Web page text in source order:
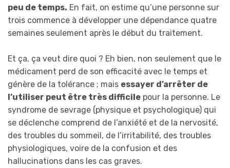
peu de temps. En fait, on estime qu’une personne sur
trois commence à développer une dépendance quatre
semaines seulement après le début du traitement.
Et ça, ça veut dire quoi ? Eh bien, non seulement que le
médicament perd de son efficacité avec le temps et
génère de la tolérance ; mais essayer d’arrêter de
l’utiliser peut être très difficile pour la personne. Le
syndrome de sevrage (physique et psychologique) qui
se déclenche comprend de l’anxiété et de la nervosité,
des troubles du sommeil, de l’irritabilité, des troubles
physiologiques, voire de la confusion et des
hallucinations dans les cas graves.